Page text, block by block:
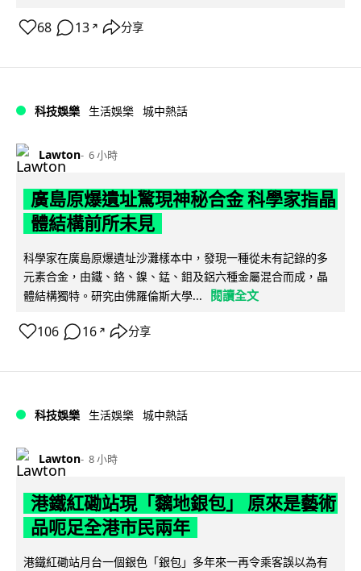
68 13 ↗ 分享
科技娛樂 生活娛樂 城中熱話
Lawton 6 小時
廣島原爆遺址驚現神秘合金 科學家指晶
體結構前所未見
科學家在廣島原爆遺址沙灘樣本中，發現一種從未有記錄的多
元素合金，由鐵、鉻、鎳、錳、鉬及鋁六種金屬混合而成，晶
體結構獨特。研究由佛羅倫斯大學...
閱讀全文
106 16 ↗ 分享
科技娛樂 生活娛樂 城中熱話
Lawton 8 小時
港鐵紅磡站現「黐地銀包」 原來是藝術
品呃足全港市民兩年
港鐵紅磡站月台一個銀色「銀包」多年來一再令乘客誤以為有